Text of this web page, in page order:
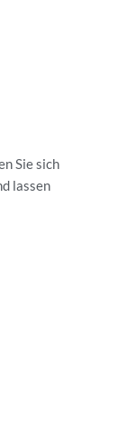
Sie sich
lassen